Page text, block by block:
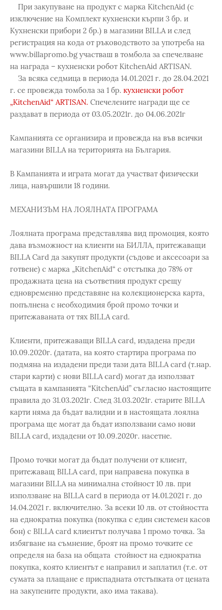
При закупуване на продукт с марка KitchenAid (с
изключение на Комплект кухненски кърпи 3 бр. и
Кухненски прибори 2 бр.) в магазини BILLA и след
регистрация на кода от ръководството за употреба на
www.billapromo.bg участваш в томбола за спечелване
на награда – кухненски робот KitchenAid ARTISAN.
За всяка седмица в периода 14.01.2021 г. до 28.04.2021
г. се провежда томбола за 1 бр. кухненски робот
„KitchenAid“ ARTISAN. Спечелените награди ще се
раздават в периода от 03.05.2021г. до 04.06.2021г
Кампанията се организира и провежда на във всички
магазини BILLA на територията на България.
В Кампанията и играта могат да участват физически
лица, навършили 18 години.
МЕХАНИЗЪМ НА ЛОЯЛНАТА ПРОГРАМА
Лоялната програма представлява вид промоция, която
дава възможност на клиенти на БИЛЛА, притежаващи
BILLA Card да закупят продукти (съдове и аксесоари за
готвене) с марка „KitchenAid“ с отстъпка до 78% oт
продажната цена на съответния продукт срещу
едновременно представяне на колекционерска карта,
попълнена с необходимия брой промо точки и
притежаваната от тях BILLA card.
Клиенти, притежаващи BILLA card, издадена преди
10.09.2020г. (датата, на която стартира програма по
подмяна на издадени преди тази дата BILLA card (т.нар.
стари карти) с нови BILLA card) могат да използват
същата в кампанията “KitchenAid” съгласно настоящите
правила до 31.03.2021г. След 31.03.2021г. старите BILLA
карти няма да бъдат валидни и в настоящата лоялна
програма ще могат да бъдат използвани само нови
BILLA card, издадени от 10.09.2020г. насетне.
Промо точки могат да бъдат получени от клиент,
притежаващ BILLA card, при направена покупка в
магазини BILLA на минимална стойност 10 лв. при
използване на BILLA card в периода от 14.01.2021 г. до
14.04.2021 г. включително. За всеки 10 лв. от стойността
на еднократна покупка (покупка с един системен касов
бон) с BILLA card клиентът получава 1 промо точка. За
избягване на съмнение, броят на промо точките се
определя на база на общата стойност на еднократна
покупка, която клиентът е направил и заплатил (т.е. от
сумата за плащане е приспадната отстъпката от цената
на закупените продукти, ако има такава).